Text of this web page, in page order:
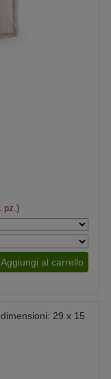
pz.)
Aggiungi al carrello
29 x 15